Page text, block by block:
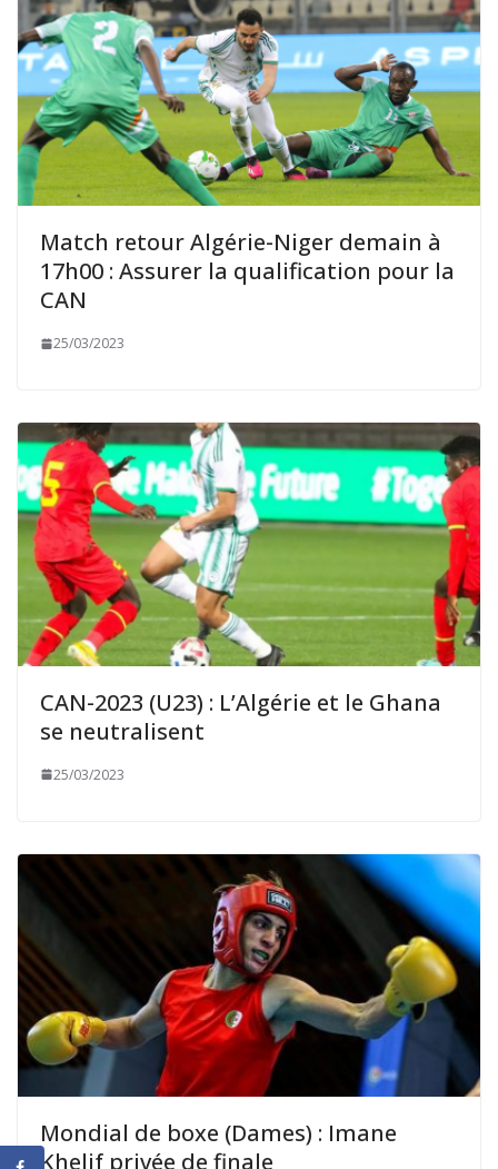
Match retour Algérie-Niger demain à
17h00 : Assurer la qualification pour la
CAN
25/03/2023
CAN-2023 (U23) : L’Algérie et le Ghana
se neutralisent
25/03/2023
Mondial de boxe (Dames) : Imane
Khelif privée de finale